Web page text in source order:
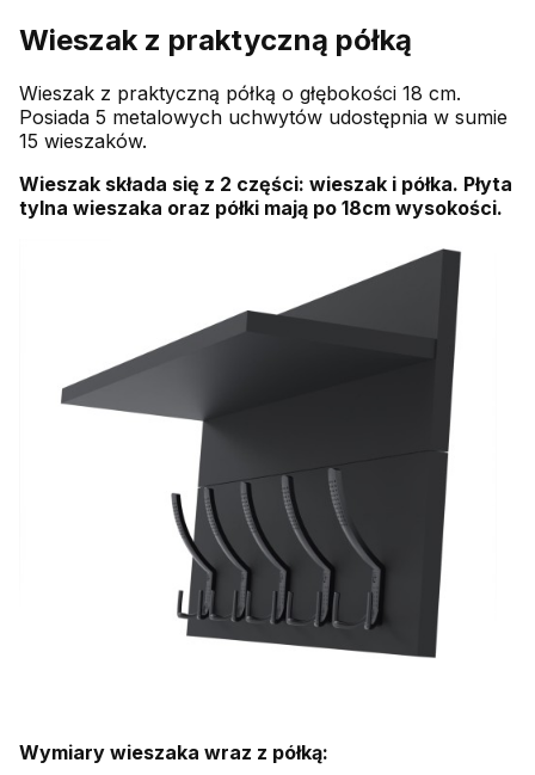
Wieszak z praktyczną półką
Wieszak z praktyczną półką o głębokości 18 cm.
Posiada 5 metalowych uchwytów udostępnia w sumie
15 wieszaków.
Wieszak składa się z 2 części: wieszak i półka. Płyta
tylna wieszaka oraz półki mają po 18cm wysokości.
Wymiary wieszaka wraz z półką: